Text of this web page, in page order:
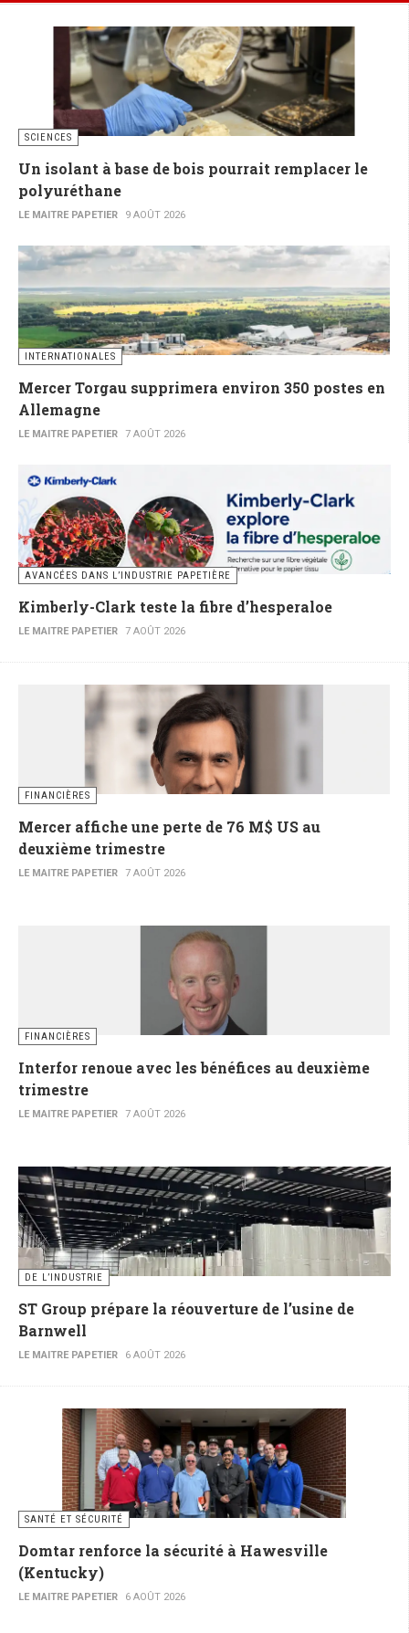
SCIENCES
Un isolant à base de bois pourrait remplacer le
polyuréthane
LE MAITRE PAPETIER 9 AOÛT 2026
INTERNATIONALES
Mercer Torgau supprimera environ 350 postes en
Allemagne
LE MAITRE PAPETIER 7 AOÛT 2026
AVANCÉES DANS L’INDUSTRIE PAPETIÈRE
Kimberly-Clark teste la fibre d’hesperaloe
LE MAITRE PAPETIER 7 AOÛT 2026
FINANCIÈRES
Mercer affiche une perte de 76 M$ US au
deuxième trimestre
LE MAITRE PAPETIER 7 AOÛT 2026
FINANCIÈRES
Interfor renoue avec les bénéfices au deuxième
trimestre
LE MAITRE PAPETIER 7 AOÛT 2026
DE L’INDUSTRIE
ST Group prépare la réouverture de l’usine de
Barnwell
LE MAITRE PAPETIER 6 AOÛT 2026
SANTÉ ET SÉCURITÉ
Domtar renforce la sécurité à Hawesville
(Kentucky)
LE MAITRE PAPETIER 6 AOÛT 2026